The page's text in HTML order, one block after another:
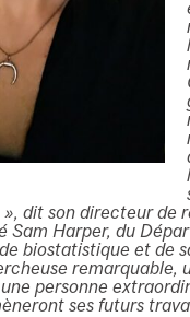
dit son directeur de
Sam Harper, du
biostatistique et de
remarquable,
personne
ses futurs